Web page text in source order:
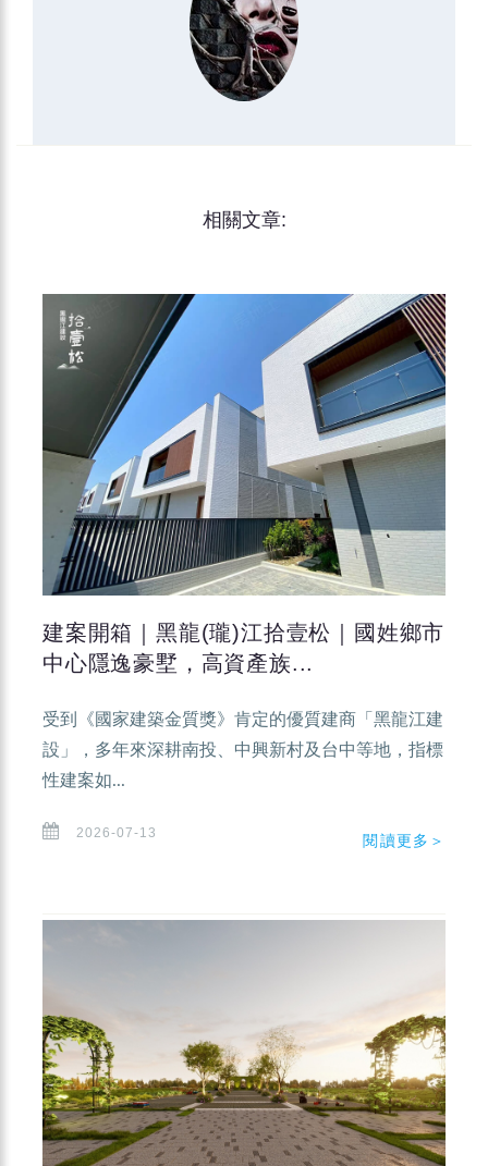
相關文章:
建案開箱｜黑龍(瓏)江拾壹松｜國姓鄉市
中心隱逸豪墅，高資產族...
受到《國家建築金質獎》肯定的優質建商「黑龍江建
設」，多年來深耕南投、中興新村及台中等地，指標
性建案如...
2026-07-13 閱讀更多＞